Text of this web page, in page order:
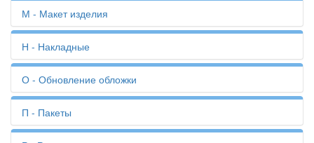
Каталоги
Квитанции
Книги
Конверты
Копирование
Коробки
Лакирование
Ламинация
Листоподборка
Лифлеты
Логотип
М - Макет изделия
Макет изделия
Методички
Меню
Мягкий переплёт
Н - Накладные
Накладные
Наклейки
О - Обновление обложки
Обновление обложки
Открытки
П - Пакеты